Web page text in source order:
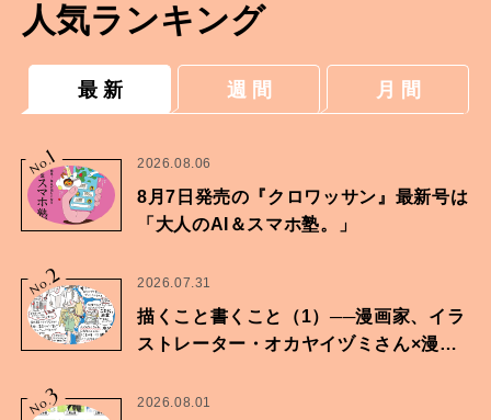
人気ランキング
最 新 週 間 月 間
No.
1 2026.08.06
8月7日発売の『クロワッサン』最新号は
「大人のAI＆スマホ塾。」
No.2 2026.07.31
描くこと書くこと（1）──漫画家、イラ
ストレーター・オカヤイヅミさん×漫画
No.
3 2026.08.01